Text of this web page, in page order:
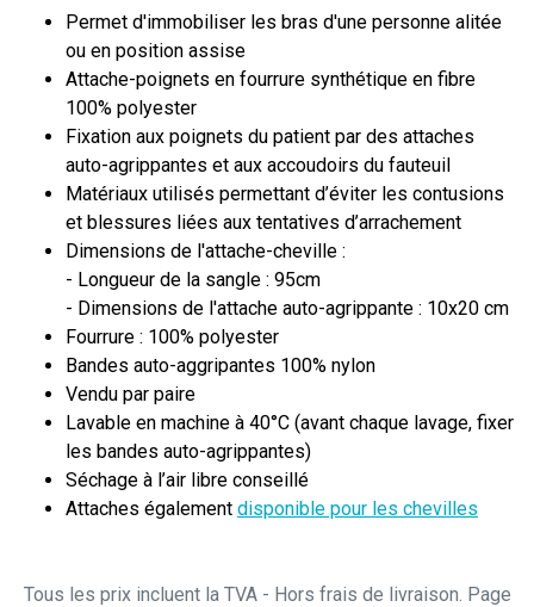
Permet d'immobiliser les bras d'une personne alitée
ou en position assise
Attache-poignets en fourrure synthétique en fibre
100% polyester
Fixation aux poignets du patient par des attaches
auto-agrippantes et aux accoudoirs du fauteuil
Matériaux utilisés permettant d’éviter les contusions
et blessures liées aux tentatives d’arrachement
Dimensions de l'attache-cheville :
- Longueur de la sangle : 95cm
- Dimensions de l'attache auto-agrippante : 10x20 cm
Fourrure : 100% polyester
Bandes auto-aggripantes 100% nylon
Vendu par paire
Lavable en machine à 40°C (avant chaque lavage, fixer
les bandes auto-agrippantes)
Séchage à l’air libre conseillé
Attaches également disponible pour les chevilles
Tous les prix incluent la TVA - Hors frais de livraison. Page